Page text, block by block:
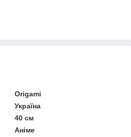
Origami
Україна
40 см
Аніме